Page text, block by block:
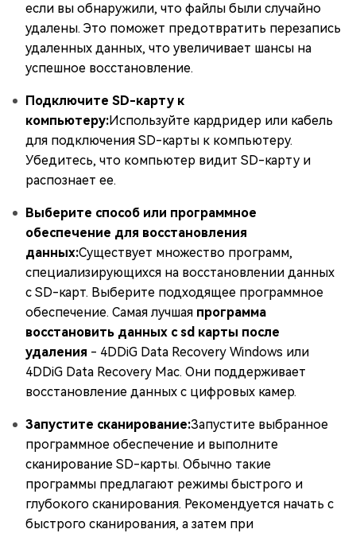
если вы обнаружили, что файлы были случайно
удалены. Это поможет предотвратить перезапись
удаленных данных, что увеличивает шансы на
успешное восстановление.
Подключите SD-карту к
компьютеру:Используйте кардридер или кабель
для подключения SD-карты к компьютеру.
Убедитесь, что компьютер видит SD-карту и
распознает ее.
Выберите способ или программное
обеспечение для восстановления
данных:Существует множество программ,
специализирующихся на восстановлении данных
с SD-карт. Выберите подходящее программное
обеспечение. Самая лучшая программа
восстановить данных с sd карты после
удаления - 4DDiG Data Recovery Windows или
4DDiG Data Recovery Mac. Они поддерживает
восстановление данных с цифровых камер.
Запустите сканирование:Запустите выбранное
программное обеспечение и выполните
сканирование SD-карты. Обычно такие
программы предлагают режимы быстрого и
глубокого сканирования. Рекомендуется начать с
быстрого сканирования, а затем при